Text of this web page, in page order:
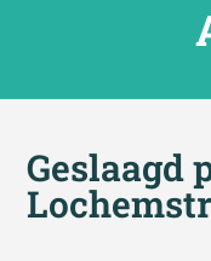
Geslaagd